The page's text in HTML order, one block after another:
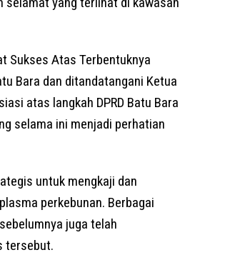
Sukses Atas Terbentuknya
Bara dan ditandatangani Ketua
atas langkah DPRD Batu Bara
selama ini menjadi perhatian
untuk mengkaji dan
perkebunan. Berbagai
juga telah
tersebut.